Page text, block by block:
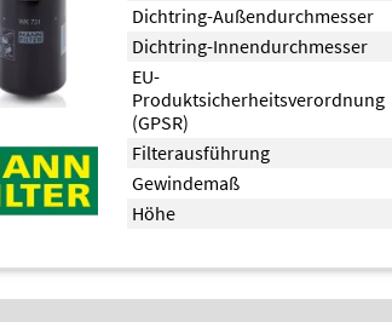
Dichtring-Außendurchmesser
Dichtring-Innendurchmesser
EU-
Produktsicherheitsverordnung
(GPSR)
Filterausführung
Gewindemaß
Höhe